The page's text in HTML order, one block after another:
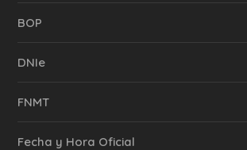
BOP
DNIe
FNMT
Fecha y Hora Oficial